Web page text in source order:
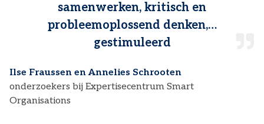
samenwerken, kritisch en
probleemoplossend denken,…
gestimuleerd
Ilse Fraussen en Annelies Schrooten
onderzoekers bij Expertisecentrum Smart
Organisations